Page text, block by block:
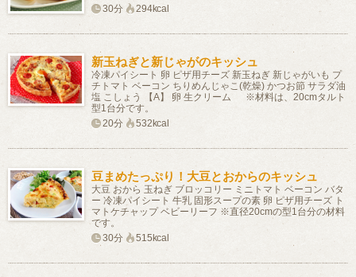
30分
294kcal
新玉ねぎと新じゃがのキッシュ
冷凍パイシート 卵 ピザ用チーズ 新玉ねぎ 新じゃがいも プ
チトマト ベーコン ちりめんじゃこ(乾燥) かつお節 サラダ油
塩 こしょう 【A】 卵 生クリーム ※材料は、20cmタルト
型1台分です。
20分
532kcal
豆まめたっぷり！大豆とおからのキッシュ
大豆 おから 玉ねぎ ブロッコリー ミニトマト ベーコン バタ
ー 冷凍パイシート 牛乳 固形スープの素 卵 ピザ用チーズ ト
マトケチャップ ベビーリーフ ※直径20cmの型1台分の材料
です。
30分
515kcal